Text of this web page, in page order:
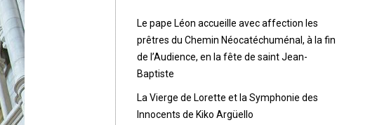
Le pape Léon accueille avec affection les
prêtres du Chemin Néocatéchuménal, à la fin
de l’Audience, en la fête de saint Jean-
Baptiste
La Vierge de Lorette et la Symphonie des
Innocents de Kiko Argüello